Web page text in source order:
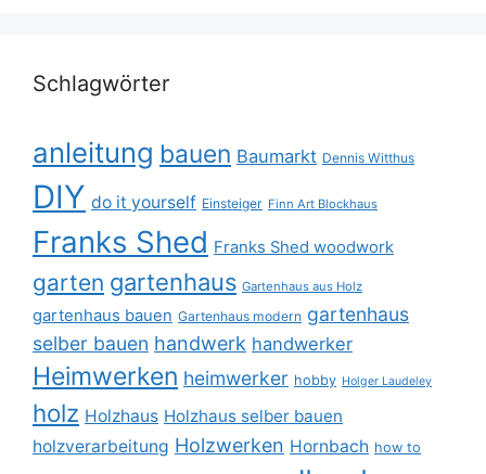
Schlagwörter
anleitung bauen Baumarkt Dennis Witthus
DIY do it yourself Einsteiger Finn Art Blockhaus
Franks Shed Franks Shed woodwork
garten gartenhaus Gartenhaus aus Holz
gartenhaus bauen Gartenhaus modern gartenhaus
selber bauen handwerk handwerker
Heimwerken heimwerker hobby Holger Laudeley
holz Holzhaus Holzhaus selber bauen
holzverarbeitung Holzwerken Hornbach how to